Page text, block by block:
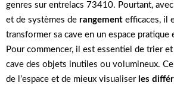
genres sur entrelacs 73410. Pourtant,
et de systèmes de rangement efficaces, il
transformer sa cave en un espace pratique
Pour commencer, il est essentiel de trier et
cave des objets inutiles ou volumineux.
de l’espace et de mieux visualiser les